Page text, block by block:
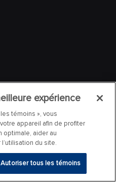
expérience
témoins », vous
appareil afin de profiter
optimale, aider au
du site.
Autoriser tous les témoins